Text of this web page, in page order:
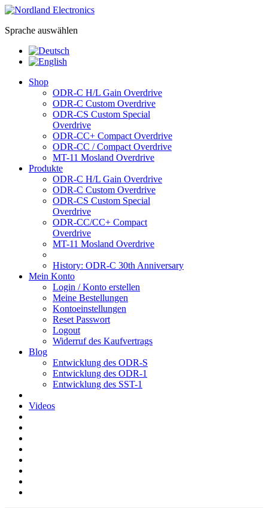
Sprache auswählen
Shop
ODR-C H/L Gain Overdrive
ODR-C Custom Overdrive
ODR-CS Custom Special
Overdrive
ODR-CC+ Compact Overdrive
ODR-CC / Compact Overdrive
MT-11 Mosland Overdrive
Produkte
ODR-C H/L Gain Overdrive
ODR-C Custom Overdrive
ODR-CS Custom Special
Overdrive
ODR-CC/CC+ Compact
Overdrive
MT-11 Mosland Overdrive
History: ODR-C 30th Anniversary
Mein Konto
Login / Konto erstellen
Meine Bestellungen
Kontoeinstellungen
Reset Passwort
Logout
Widerruf des Kaufvertrags
Blog
Entwicklung des ODR-S
Entwicklung des ODR-1
Entwicklung des SST-1
Videos